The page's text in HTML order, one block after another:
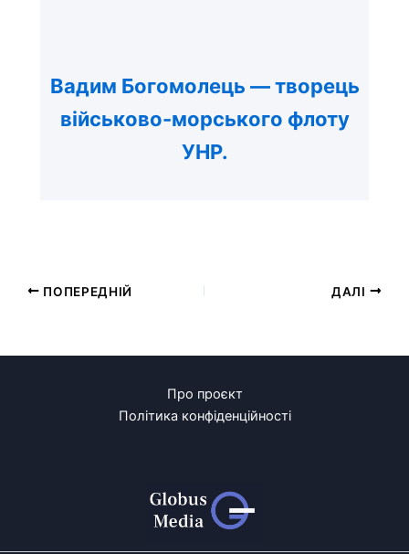
Вадим Богомолець — творець
військово-морського флоту
УНР.
ПОПЕРЕДНІЙ ДАЛІ
Про проєкт
Політика конфіденційності